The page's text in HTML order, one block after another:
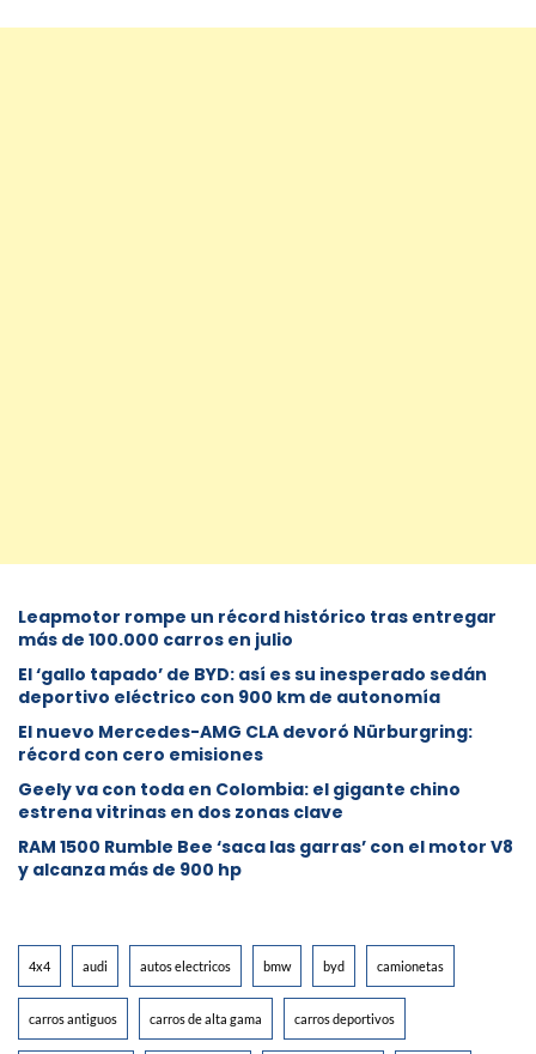
Leapmotor rompe un récord histórico tras entregar
más de 100.000 carros en julio
El ‘gallo tapado’ de BYD: así es su inesperado sedán
deportivo eléctrico con 900 km de autonomía
El nuevo Mercedes-AMG CLA devoró Nürburgring:
récord con cero emisiones
Geely va con toda en Colombia: el gigante chino
estrena vitrinas en dos zonas clave
RAM 1500 Rumble Bee ‘saca las garras’ con el motor V8
y alcanza más de 900 hp
4x4 audi autos electricos bmw byd camionetas
carros antiguos carros de alta gama carros deportivos